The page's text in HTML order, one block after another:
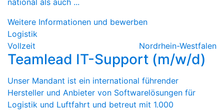
national als auch ...
Weitere Informationen und bewerben
Logistik
Vollzeit
Nordrhein-Westfalen
Teamlead IT-Support (m/w/d)
Unser Mandant ist ein international führender
Hersteller und Anbieter von Softwarelösungen für
Logistik und Luftfahrt und betreut mit 1.000